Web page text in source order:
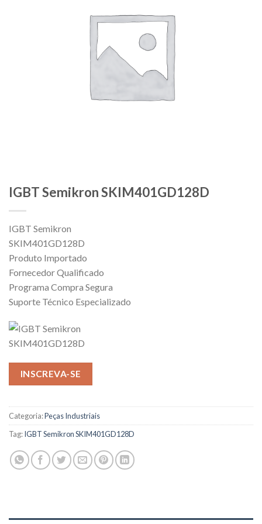
IGBT Semikron SKIM401GD128D
IGBT Semikron
SKIM401GD128D
Produto Importado
Fornecedor Qualificado
Programa Compra Segura
Suporte Técnico Especializado
INSCREVA-SE
Categoria:Peças Industriais
Tag:IGBT Semikron SKIM401GD128D